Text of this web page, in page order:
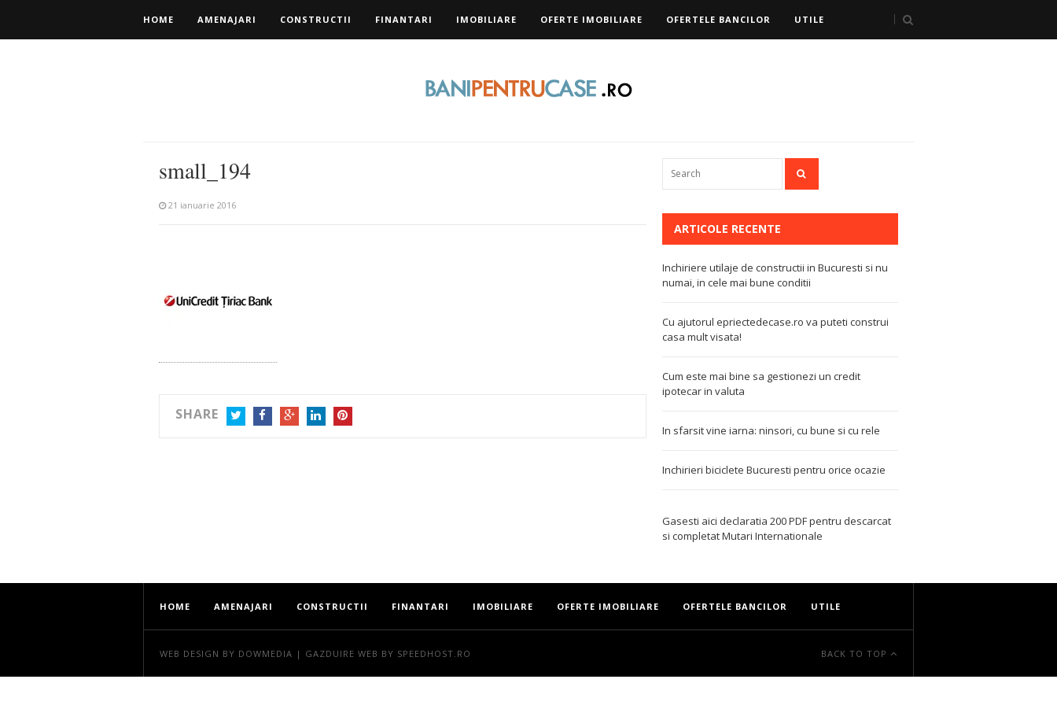
HOME AMENAJARI CONSTRUCTII FINANTARI IMOBILIARE OFERTE IMOBILIARE OFERTELE BANCILOR UTILE
small_194
21 ianuarie 2016
SHARE
ARTICOLE RECENTE
Inchiriere utilaje de constructii in Bucuresti si nu
numai, in cele mai bune conditii
Cu ajutorul epriectedecase.ro va puteti construi
casa mult visata!
Cum este mai bine sa gestionezi un credit
ipotecar in valuta
In sfarsit vine iarna: ninsori, cu bune si cu rele
Inchirieri biciclete Bucuresti pentru orice ocazie
Gasesti aici declaratia 200 PDFpentru descarcat
si completatMutari Internationale
HOME AMENAJARI CONSTRUCTII FINANTARI IMOBILIARE OFERTE IMOBILIARE OFERTELE BANCILOR UTILE
WEB DESIGN BY DOWMEDIA | GAZDUIRE WEB BY SPEEDHOST.RO BACK TO TOP